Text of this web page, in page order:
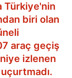
Türkiye'nin
biri olan
araç geçiş
izlenen